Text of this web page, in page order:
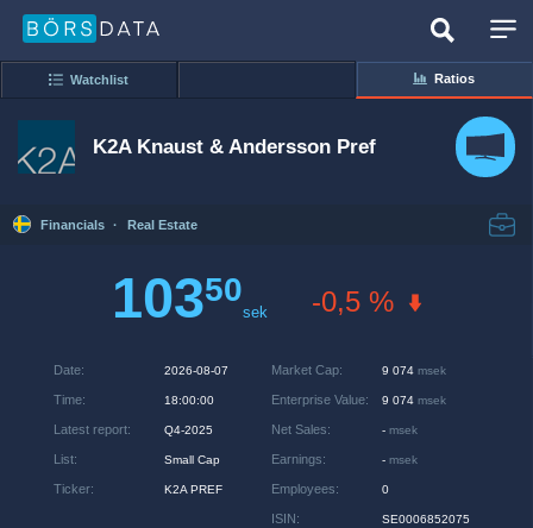
Watchlist Ratios
K2A Knaust & Andersson Pref
Financials · Real Estate
10350
sek -0,5 %
Date: 2026-08-07
Time: 18:00:00
Latest report: Q4-2025
List: Small Cap
Ticker: K2A PREF
Market Cap: 9 074 msek
Enterprise Value: 9 074 msek
Net Sales: - msek
Earnings: - msek
Employees: 0
ISIN: SE0006852075